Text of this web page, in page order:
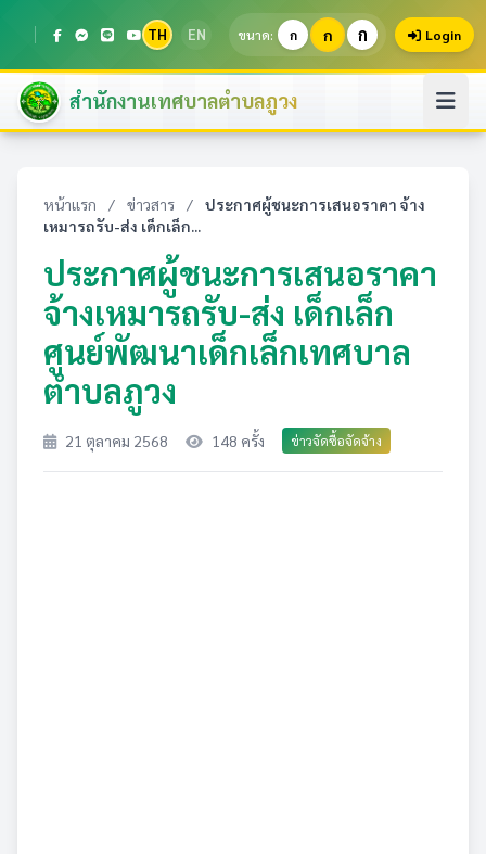
TH EN ขนาด: ก ก ก Login
สำนักงานเทศบาลตำบลภูวง
หน้าแรก / ข่าวสาร /
ประกาศผู้ชนะการเสนอราคา จ้าง
เหมารถรับ-ส่ง เด็กเล็ก...
ประกาศผู้ชนะการเสนอราคา
จ้างเหมารถรับ-ส่ง เด็กเล็ก
ศูนย์พัฒนาเด็กเล็กเทศบาล
ตำบลภูวง
21 ตุลาคม 2568 148 ครั้ง ข่าวจัดซื้อจัดจ้าง